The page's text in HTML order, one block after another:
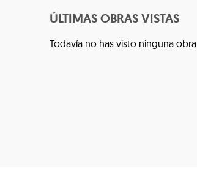
ÚLTIMAS OBRAS VISTAS
Todavía no has visto ninguna obra